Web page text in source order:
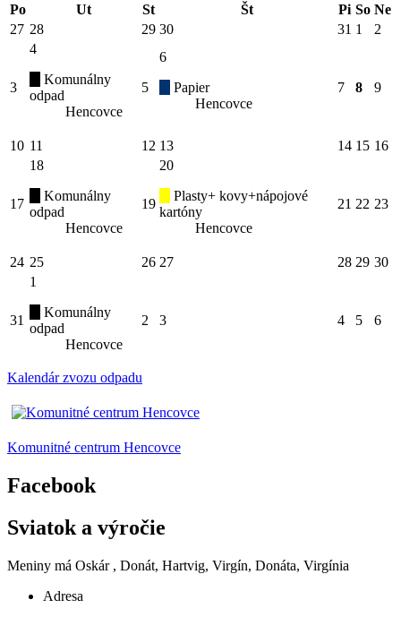
Po
Ut St Št Pi So Ne
27 28 29 30 31 1 2
3
4
Komunálny
odpad
Hencovce
5
6
Papier
Hencovce
7 8 9
10 11 12 13 14 15 16
17
18
Komunálny
odpad
Hencovce
19
20
Plasty+ kovy+nápojové
kartóny
Hencovce
21 22 23
24 25 26 27 28 29 30
31
1
Komunálny
odpad
Hencovce
2 3 4 5 6
Kalendár zvozu odpadu
Komunitné centrum Hencovce
Facebook
Sviatok a výročie
Meniny má Oskár , Donát, Hartvig, Virgín, Donáta, Virgínia
Adresa